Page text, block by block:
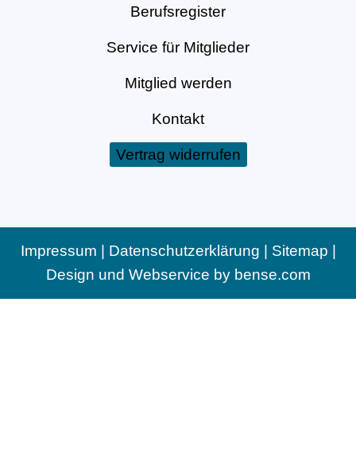
Berufsregister
Service für Mitglieder
Mitglied werden
Kontakt
Vertrag widerrufen
Impressum | Datenschutzerklärung | Sitemap |
Design und Webservice by bense.com